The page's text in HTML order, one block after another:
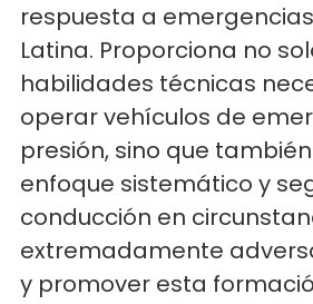
respuesta a
Latina. Proporciona no
habilidades técnicas
operar vehículos de
presión, sino que
enfoque sistemático y
conducción en
extremadamente
y promover esta